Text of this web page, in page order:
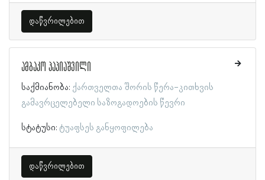
დაწვრილებით
ამბაკო პაპიაშვილი
საქმიანობა: ქართველთა შორის წერა-კითხვის
გამავრცელებელი საზოგადოების წევრი
სტატუსი: ტუაფსეს განყოფილება
დაწვრილებით